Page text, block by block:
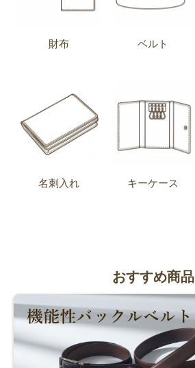
財布 ベルト
名刺入れ キーケース
おすすめ商品